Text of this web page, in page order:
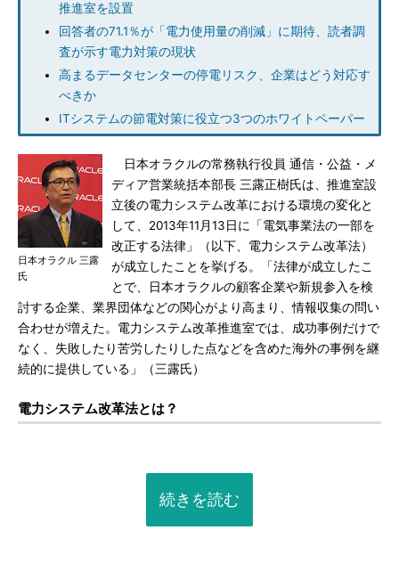
推進室を設置
回答者の71.1％が「電力使用量の削減」に期待、読者調
査が示す電力対策の現状
高まるデータセンターの停電リスク、企業はどう対応す
べきか
ITシステムの節電対策に役立つ3つのホワイトペーパー
日本オラクル 三露
氏
日本オラクルの常務執行役員 通信・公益・メ
ディア営業統括本部長 三露正樹氏は、推進室設
立後の電力システム改革における環境の変化と
して、2013年11月13日に「電気事業法の一部を
改正する法律」（以下、電力システム改革法）
が成立したことを挙げる。「法律が成立したこ
とで、日本オラクルの顧客企業や新規参入を検
討する企業、業界団体などの関心がより高まり、情報収集の問い
合わせが増えた。電力システム改革推進室では、成功事例だけで
なく、失敗したり苦労したりした点などを含めた海外の事例を継
続的に提供している」（三露氏）
電力システム改革法とは？
続きを読む